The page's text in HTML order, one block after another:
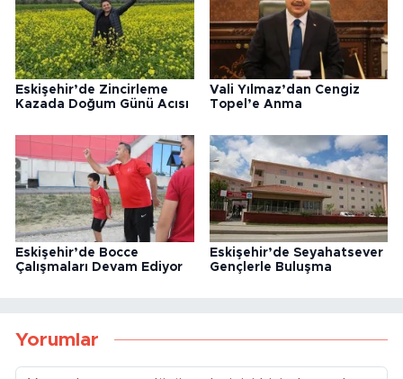
Eskişehir’de Zincirleme
Kazada Doğum Günü Acısı
Vali Yılmaz’dan Cengiz
Topel’e Anma
Eskişehir’de Bocce
Çalışmaları Devam Ediyor
Eskişehir’de Seyahatsever
Gençlerle Buluşma
Yorumlar